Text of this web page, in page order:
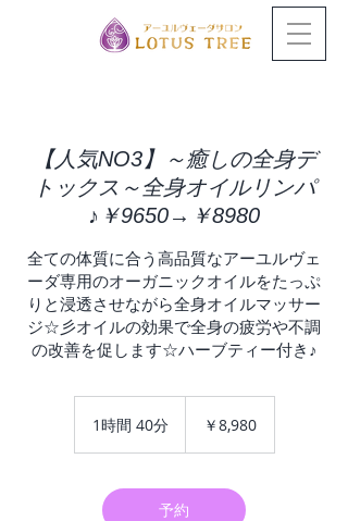
【人気NO3】～癒しの全身デ
トックス～全身オイルリンパ
♪￥9650→￥8980
全ての体質に合う高品質なアーユルヴェ
ーダ専用のオーガニックオイルをたっぷ
りと浸透させながら全身オイルマッサー
ジ☆彡オイルの効果で全身の疲労や不調
の改善を促します☆ハーブティー付き♪
1時間 40分1
0
分
￥8,980
予約